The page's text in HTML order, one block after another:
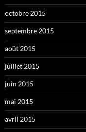
octobre 2015
septembre 2015
août 2015
juillet 2015
juin 2015
mai 2015
avril 2015